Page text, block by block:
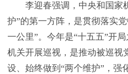
李迎春强调，中央和国家
护”的第一方阵，是贯彻落实
一公里”。今年是“十五五”开
机关开展巡视，是推动被巡视
设、始终做到“两个维护”，强